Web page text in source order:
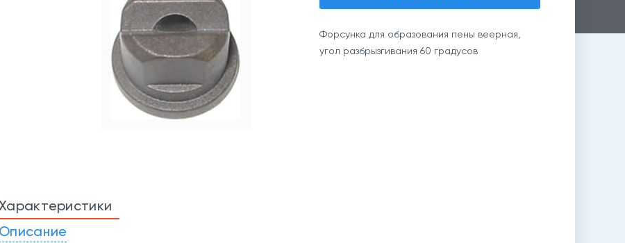
Форсунка для образования пены веерная,
угол разбрызгивания 60 градусов
Описание